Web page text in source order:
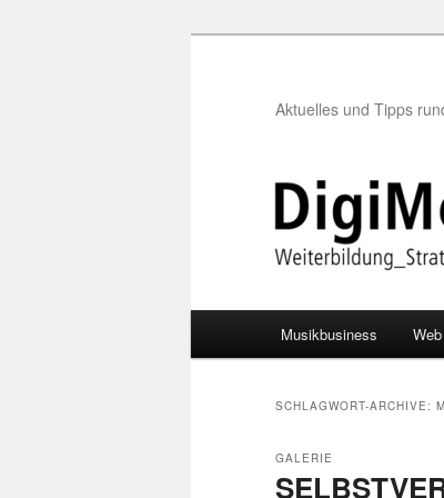
Aktuelles und Tipps
Zum
Zum
Musikbusiness
SCHLAGWORT-ARCHIVE:
GALERIE